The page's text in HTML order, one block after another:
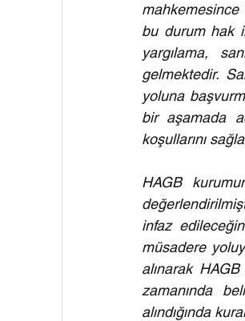
mahkemesince
bu durum hak
yargılama,
gelmektedir.
yoluna
bir aşamada
koşullarını
HAGB
infaz
müsadere
alınarak
zamanında
alındığında